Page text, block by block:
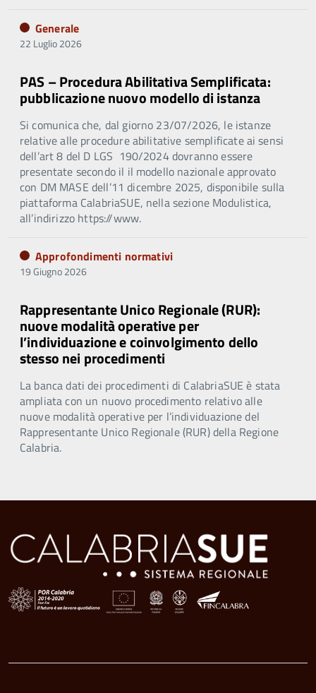
Generale
22 Luglio 2026
PAS – Procedura Abilitativa Semplificata:
pubblicazione nuovo modello di istanza
Si comunica che, dal giorno 23/07/2026, le istanze
relative alle procedure abilitative semplificate ai sensi
dell’art 8 del D LGS 190/2024 dovranno essere
presentate secondo il il modello nazionale approvato
con DM MASE dell’11 dicembre 2025, disponibile sulla
piattaforma CalabriaSUE, nella sezione Modulistica,
all’indirizzo https://www.
Approfondimenti normativi
19 Giugno 2026
Rappresentante Unico Regionale (RUR):
nuove modalità operative per
l’individuazione e coinvolgimento dello
stesso nei procedimenti
La banca dati dei procedimenti di CalabriaSUE è stata
ampliata con un nuovo procedimento relativo alle
nuove modalità operative per l’individuazione del
Rappresentante Unico Regionale (RUR) della Regione
Calabria.